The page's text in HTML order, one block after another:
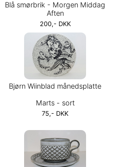
Blå smørbrik - Morgen Middag
Aften
200,- DKK
Bjørn Wiinblad månedsplatte
Marts - sort
75,- DKK